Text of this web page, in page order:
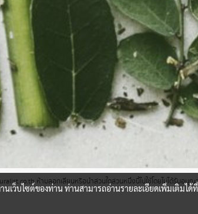
ห้ามลอกเลียนหรือนำส่วนใดส่วนหนึ่งนี้ไปใช้โดยไม่ได้รับอ
เว็บไซต์ของท่าน ท่านสามารถอ่านรายละเอียดเพิ่มเติมได้ที่